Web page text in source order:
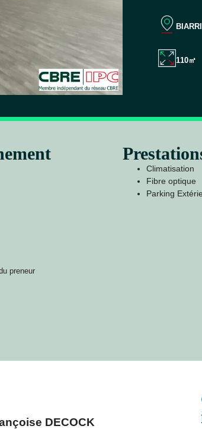
110㎡
preneur
Climatisation
Fibre optique
Parking
DECOCK